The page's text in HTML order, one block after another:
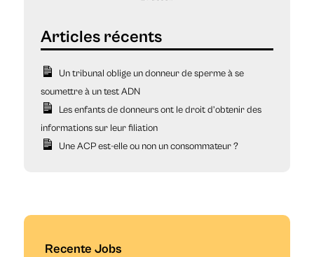
Un tribunal oblige un donneur de sperme à se
soumettre à un test ADN
Les enfants de donneurs ont le droit d’obtenir des
informations sur leur filiation
Une ACP est-elle ou non un consommateur ?
Recente Jobs